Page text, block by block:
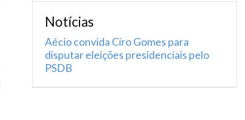
Notícias
Aécio convida Ciro Gomes para
disputar eleições presidenciais pelo
PSDB